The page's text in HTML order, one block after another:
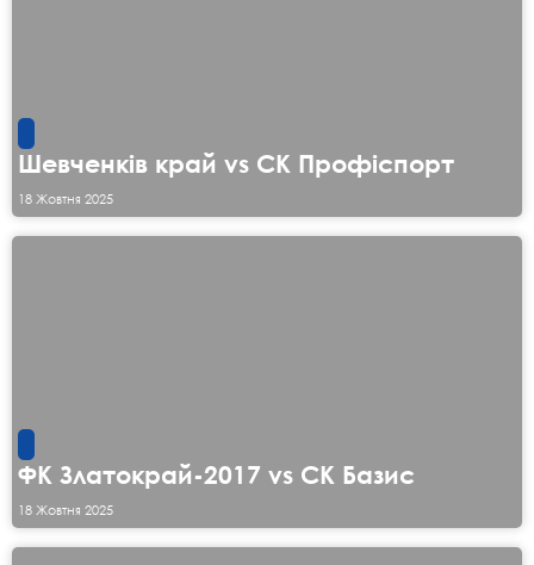
Шевченків край vs СК Профіспорт
18 Жовтня 2025
ФК Златокрай-2017 vs СК Базис
18 Жовтня 2025